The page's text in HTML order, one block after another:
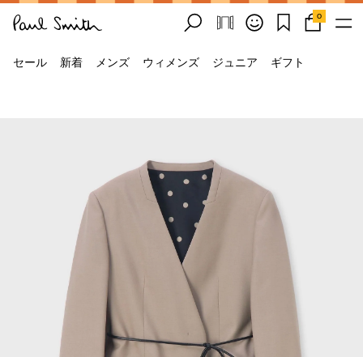
0
セール 新着 メンズ ウィメンズ ジュニア ギフト